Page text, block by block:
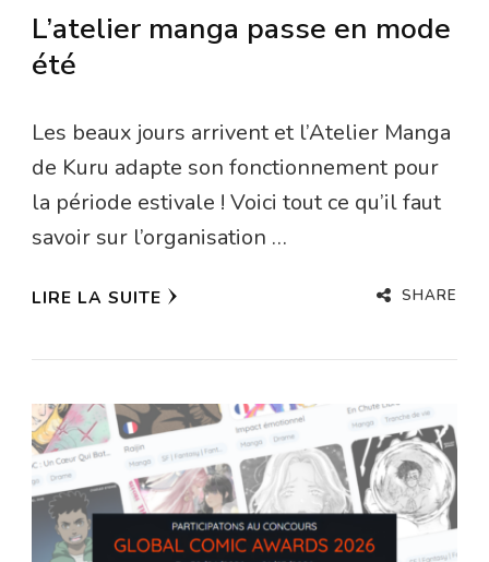
L’atelier manga passe en mode
été
Les beaux jours arrivent et l’Atelier Manga
de Kuru adapte son fonctionnement pour
la période estivale ! Voici tout ce qu’il faut
savoir sur l’organisation …
LIRE LA SUITE SHARE